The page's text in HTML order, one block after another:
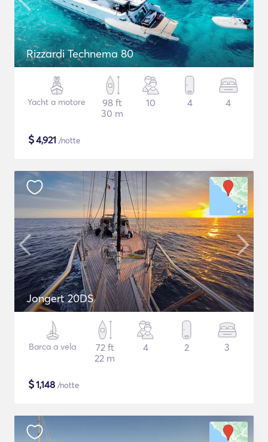
Rizzardi Technema 80
Yacht a motore
98 ft
30 m
10 4 4
$4,921 /notte
Jongert 20DS
Barca a vela
72 ft
22 m
4 2 3
$1,148 /notte